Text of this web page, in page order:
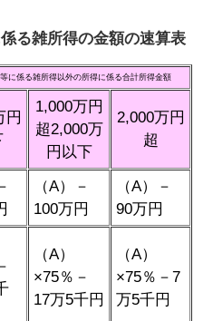
る雑所得の金額の速算表
に係る雑所得以外の所得に係る合計所得金額
円
1,000万円
超2,000万
円以下
2,000万円
超
（A）－
100万円
（A）－
90万円
（A）
×75％－
17万5千円
（A）
×75％－7
万5千円